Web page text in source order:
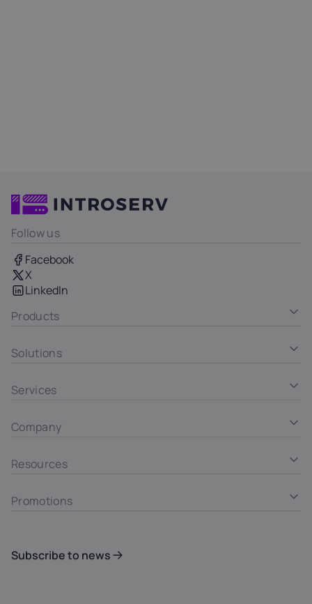
Follow us
Facebook
X
LinkedIn
Products
Solutions
Services
Company
Resources
Promotions
Subscribe to news